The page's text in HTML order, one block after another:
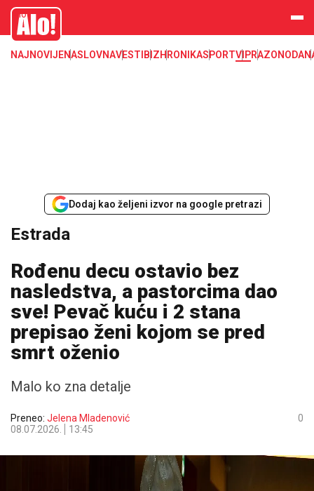
Estrada, poznati, VIP
Alo
NAJNOVIJENASLOVNAVESTI BIZHRONIKASPORTVIPRAZONODA
Dodaj kao željeni izvor na google pretrazi
Estrada
Rođenu decu ostavio bez
nasledstva, a pastorcima dao
sve! Pevač kuću i 2 stana
prepisao ženi kojom se pred
smrt oženio
Malo ko zna detalje
Preneo: Jelena Mladenović
08.07.2026.
13:45
0